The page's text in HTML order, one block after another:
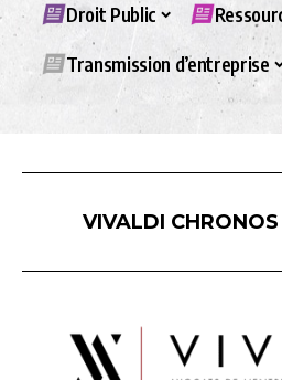
Droit Public
Transmission d’entreprise
VIVALDI